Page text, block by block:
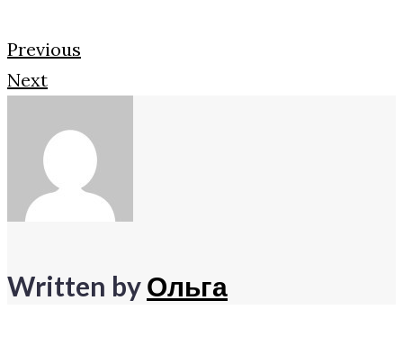
Previous
Next
Written byОльга